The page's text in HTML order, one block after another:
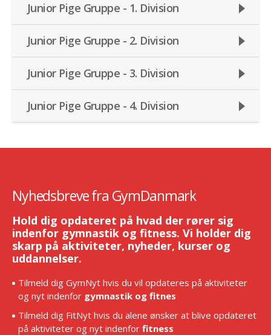
Junior Pige Gruppe - 1. Division
Junior Pige Gruppe - 2. Division
Junior Pige Gruppe - 3. Division
Junior Pige Gruppe - 4. Division
Nyhedsbreve fra GymDanmark
Hold dig opdateret på hvad der rører sig
indenfor gymnastik og fitness. Vi holder dig
skarp på aktiviteter, nyheder, kurser og
uddannelser.
Tilmeld dig GymNyt hvis du vil opdateres på aktiviteter
og nyt indenfor gymnastik og fitnes
Tilmeld dig FitNyt hvis du alene ønsker at blive opdateret
på aktiviteter og nyt indenfor fitness